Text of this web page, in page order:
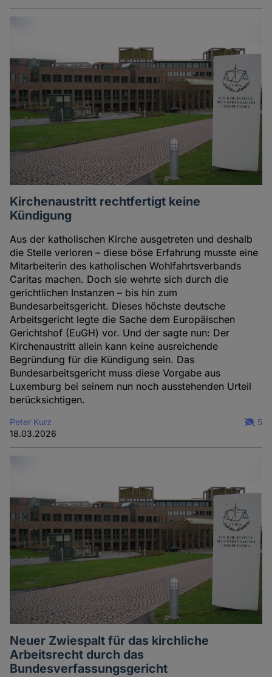
Kirchenaustritt rechtfertigt keine
Kündigung
Aus der katholischen Kirche ausgetreten und deshalb
die Stelle verloren – diese böse Erfahrung musste eine
Mitarbeiterin des katholischen Wohlfahrtsverbands
Caritas machen. Doch sie wehrte sich durch die
gerichtlichen Instanzen – bis hin zum
Bundesarbeitsgericht. Dieses höchste deutsche
Arbeitsgericht legte die Sache dem Europäischen
Gerichtshof (EuGH) vor. Und der sagte nun: Der
Kirchenaustritt allein kann keine ausreichende
Begründung für die Kündigung sein. Das
Bundesarbeitsgericht muss diese Vorgabe aus
Luxemburg bei seinem nun noch ausstehenden Urteil
berücksichtigen.
Peter Kurz
18.03.2026
5
Neuer Zwiespalt für das kirchliche
Arbeitsrecht durch das
Bundesverfassungsgericht